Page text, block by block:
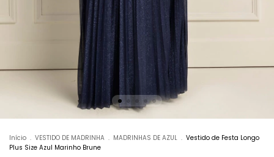
Início . VESTIDO DE MADRINHA . MADRINHAS DE AZUL . Vestido de Festa Longo
Plus Size Azul Marinho Brune